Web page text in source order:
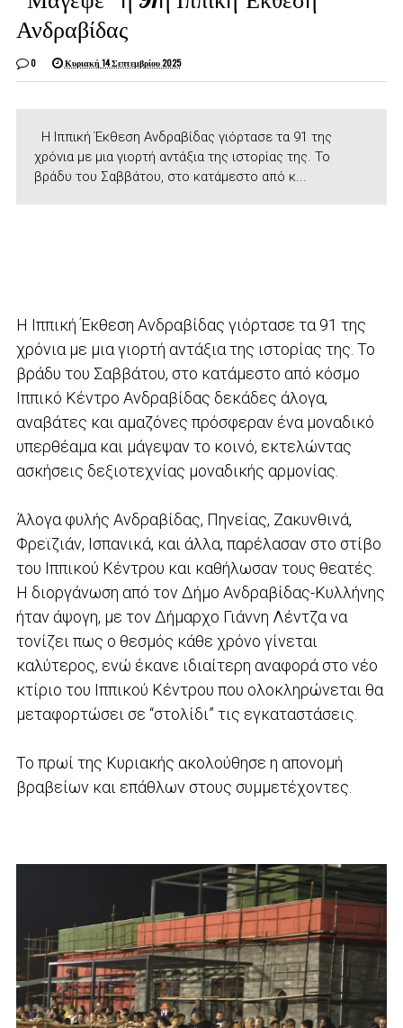
Ανδραβίδας
0 Κυριακή 14 Σεπτεμβρίου 2025
Η Ιππική Έκθεση Ανδραβίδας γιόρτασε τα 91 της
χρόνια με μια γιορτή αντάξια της ιστορίας της. Το
βράδυ του Σαββάτου, στο κατάμεστο από κ...
Η Ιππική Έκθεση Ανδραβίδας γιόρτασε τα 91 της
χρόνια με μια γιορτή αντάξια της ιστορίας της. Το
βράδυ του Σαββάτου, στο κατάμεστο από κόσμο
Ιππικό Κέντρο Ανδραβίδας δεκάδες άλογα,
αναβάτες και αμαζόνες πρόσφεραν ένα μοναδικό
υπερθέαμα και μάγεψαν το κοινό, εκτελώντας
ασκήσεις δεξιοτεχνίας μοναδικής αρμονίας.
Άλογα φυλής Ανδραβίδας, Πηνείας, Ζακυνθινά,
Φρεϊζιάν, Ισπανικά, και άλλα, παρέλασαν στο στίβο
του Ιππικού Κέντρου και καθήλωσαν τους θεατές.
Η διοργάνωση από τον Δήμο Ανδραβίδας-Κυλλήνης
ήταν άψογη, με τον Δήμαρχο Γιάννη Λέντζα να
τονίζει πως ο θεσμός κάθε χρόνο γίνεται
καλύτερος, ενώ έκανε ιδιαίτερη αναφορά στο νέο
κτίριο του Ιππικού Κέντρου που ολοκληρώνεται θα
μεταφορτώσει σε “στολίδι” τις εγκαταστάσεις.
Το πρωί της Κυριακής ακολούθησε η απονομή
βραβείων και επάθλων στους συμμετέχοντες.